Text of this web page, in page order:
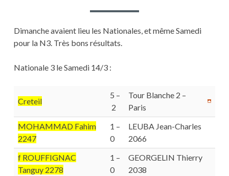
Dimanche avaient lieu les Nationales, et même Samedi
pour la N3. Très bons résultats.
Nationale 3 le Samedi 14/3 :
Creteil
5 –
2
Tour Blanche 2 –
Paris
MOHAMMAD Fahim
2247
1 –
0
LEUBA Jean-Charles
2066
f ROUFFIGNAC
Tanguy 2278
1 –
0
GEORGELIN Thierry
2038